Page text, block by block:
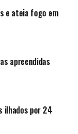
e ateia fogo em
apreendidas
ilhados por 24